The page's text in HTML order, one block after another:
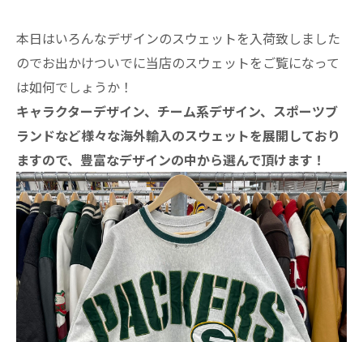
本日はいろんなデザインのスウェットを入荷致しました
のでお出かけついでに当店のスウェットをご覧になって
は如何でしょうか！
キャラクターデザイン、チーム系デザイン、スポーツブ
ランドなど様々な海外輸入のスウェットを展開しており
ますので、豊富なデザインの中から選んで頂けます！